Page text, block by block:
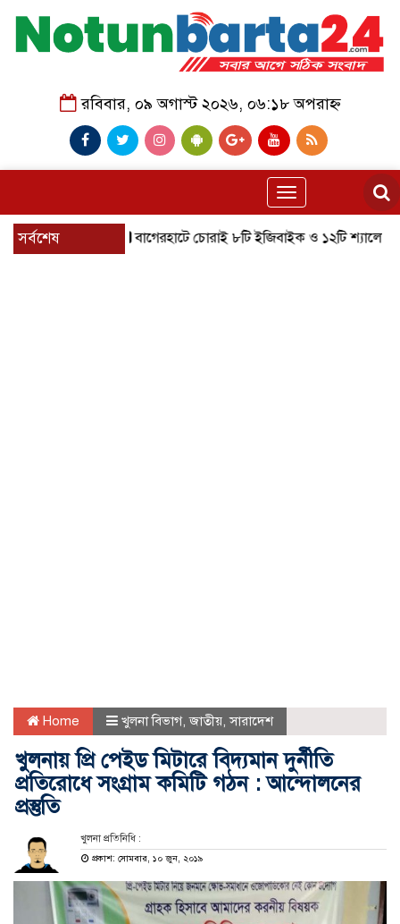
রবিবার, ০৯ অগাস্ট ২০২৬, ০৬:১৮ অপরাহ্ন
Toggle
navigation
সর্বশেষ বাগেরহাটে চোরাই ৮টি ইজিবাইক ও ১২টি শ্যালোমেশিন
Home খুলনা বিভাগ,জাতীয়,সারাদেশ
খুলনায় প্রি পেইড মিটারে বিদ্যমান দুর্নীতি
প্রতিরোধে সংগ্রাম কমিটি গঠন : আন্দোলনের
প্রস্তুতি
খুলনা প্রতিনিধি :
প্রকাশ: সোমবার, ১০ জুন, ২০১৯